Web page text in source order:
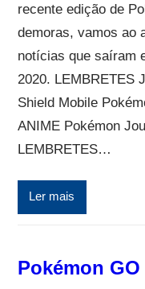
recente edição de
demoras, vamos ao
notícias que saíram
2020. LEMBRETES
Shield Mobile
ANIME Pokémon
LEMBRETES…
Ler mais
Pokémon